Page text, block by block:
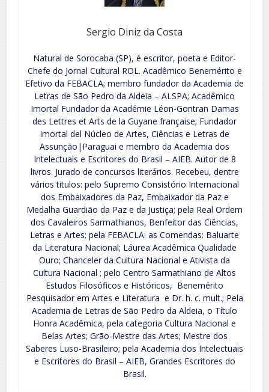
Sergio Diniz da Costa
Natural de Sorocaba (SP), é escritor, poeta e Editor-
Chefe do Jornal Cultural ROL. Acadêmico Benemérito e
Efetivo da FEBACLA; membro fundador da Academia de
Letras de São Pedro da Aldeia – ALSPA; Acadêmico
Imortal Fundador da Académie Léon-Gontran Damas
des Lettres et Arts de la Guyane française; Fundador
Imortal del Núcleo de Artes, Ciências e Letras de
Assunção|Paraguai e membro da Academia dos
Intelectuais e Escritores do Brasil – AIEB. Autor de 8
livros. Jurado de concursos literários. Recebeu, dentre
vários titulos: pelo Supremo Consistório Internacional
dos Embaixadores da Paz, Embaixador da Paz e
Medalha Guardião da Paz e da Justiça; pela Real Ordem
dos Cavaleiros Sarmathianos, Benfeitor das Ciências,
Letras e Artes; pela FEBACLA: as Comendas: Baluarte
da Literatura Nacional; Láurea Acadêmica Qualidade
Ouro; Chanceler da Cultura Nacional e Ativista da
Cultura Nacional ; pelo Centro Sarmathiano de Altos
Estudos Filosóficos e Históricos, Benemérito
Pesquisador em Artes e Literatura e Dr. h. c. mult.; Pela
Academia de Letras de São Pedro da Aldeia, o Título
Honra Acadêmica, pela categoria Cultura Nacional e
Belas Artes; Grão-Mestre das Artes; Mestre dos
Saberes Luso-Brasileiro; pela Academia dos Intelectuais
e Escritores do Brasil – AIEB, Grandes Escritores do
Brasil.